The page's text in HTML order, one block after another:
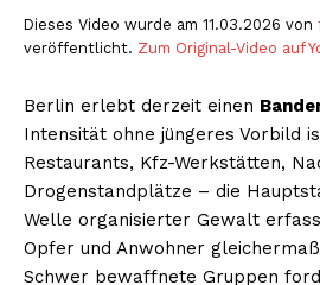
Dieses Video wurde am 11.03.2026 von
veröffentlicht. Zum Original-Video auf
Berlin erlebt derzeit einen
Intensität ohne jüngeres Vorbild
Restaurants, Kfz-Werkstätten,
Drogenstandplätze – die
Welle organisierter Gewalt
Opfer und Anwohner
Schwer bewaffnete Gruppen